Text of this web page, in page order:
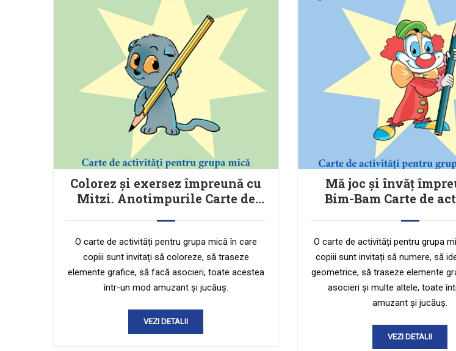
Colorez și exersez împreună cu
Mitzi. Anotimpurile Carte de
O carte de activități pentru grupa mică în care
copiii sunt invitați să coloreze, să traseze
elemente grafice, să facă asocieri, toate acestea
într-un mod amuzant și jucăuș.
VEZI DETALII
Mă joc și învăț
Bim-Bam Carte de activități
O carte de activități pentru grupa
copiii sunt invitați să numere, să
geometrice, să traseze elemente
asocieri și multe altele, toate
amuzant și jucăuș.
VEZI DETALII